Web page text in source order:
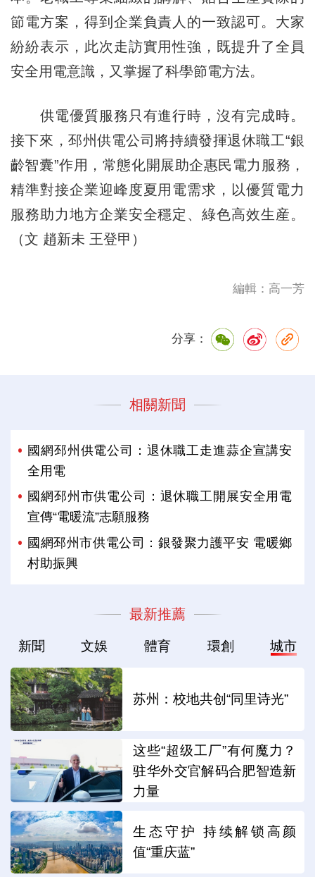
節電方案，得到企業負責人的一致認可。大家
紛紛表示，此次走訪實用性強，既提升了全員
安全用電意識，又掌握了科學節電方法。
供電優質服務只有進行時，沒有完成時。
接下來，邳州供電公司將持續發揮退休職工“銀
齡智囊”作用，常態化開展助企惠民電力服務，
精準對接企業迎峰度夏用電需求，以優質電力
服務助力地方企業安全穩定、綠色高效生産。
（文 趙新未 王登甲）
編輯：高一芳
分享：
相關新聞
國網邳州供電公司：退休職工走進蒜企宣講安
全用電
國網邳州市供電公司：退休職工開展安全用電
宣傳“電暖流”志願服務
國網邳州市供電公司：銀發聚力護平安 電暖鄉
村助振興
最新推薦
新聞 文娛 體育 環創 城市
苏州：校地共创“同里诗光”
这些“超级工厂”有何魔力？
驻华外交官解码合肥智造新
力量
生态守护 持续解锁高颜
值“重庆蓝”